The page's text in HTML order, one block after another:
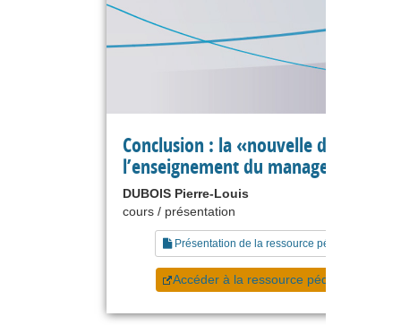
Conclusion : la «nouvelle donne»
l’enseignement du management
DUBOIS Pierre-Louis
cours / présentation
Présentation de la ressource pédagogique
Accéder à la ressource pédagogique